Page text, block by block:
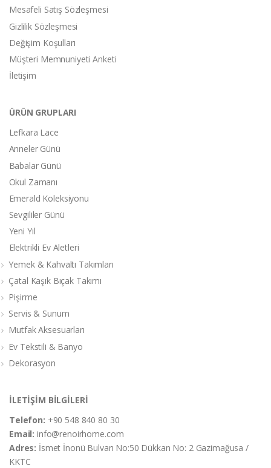
Mesafeli Satış Sözleşmesi
Gizlilik Sözleşmesi
Değişim Koşulları
Müşteri Memnuniyeti Anketi
İletişim
ÜRÜN GRUPLARI
Lefkara Lace
Anneler Günü
Babalar Günü
Okul Zamanı
Emerald Koleksiyonu
Sevgililer Günü
Yeni Yıl
Elektrikli Ev Aletleri
Yemek & Kahvaltı Takımları
Çatal Kaşık Bıçak Takımı
Pişirme
Servis & Sunum
Mutfak Aksesuarları
Ev Tekstili & Banyo
Dekorasyon
İLETİŞİM BİLGİLERİ
Telefon: +90 548 840 80 30
Email:info@renoirhome.com
Adres: İsmet İnonü Bulvarı No:50 Dükkan No: 2 Gazimağusa /
KKTC